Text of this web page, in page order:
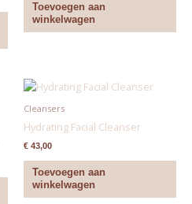
Toevoegen aan
winkelwagen
Cleansers
Hydrating Facial Cleanser
€ 43,00
Toevoegen aan
winkelwagen